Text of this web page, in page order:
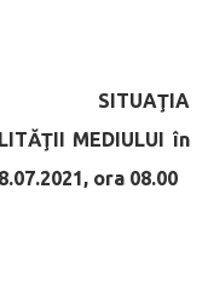
SITUAŢIA
MEDIULUIîn
ora 08.00